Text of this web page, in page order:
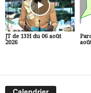
JT de 13H du 06 août
2026